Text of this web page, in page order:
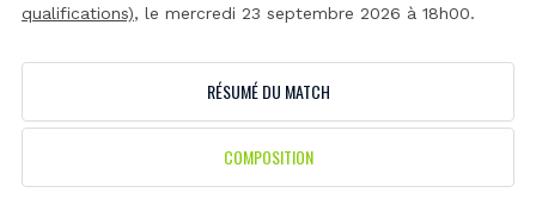
qualifications), le mercredi 23 septembre 2026 à 18h00.
RÉSUMÉ DU MATCH
COMPOSITION